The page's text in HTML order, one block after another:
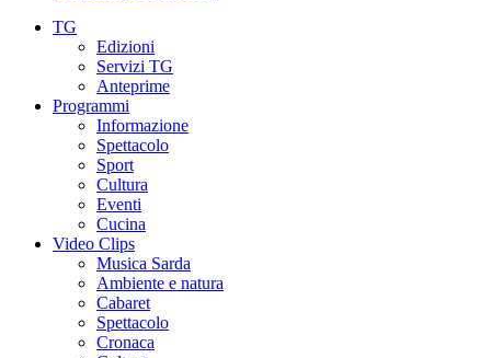
TG
Edizioni
Servizi TG
Anteprime
Programmi
Informazione
Spettacolo
Sport
Cultura
Eventi
Cucina
Video Clips
Musica Sarda
Ambiente e natura
Cabaret
Spettacolo
Cronaca